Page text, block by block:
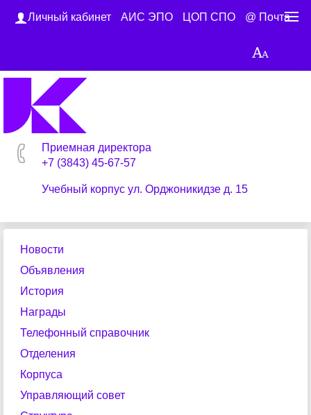
Личный кабинет АИС ЭПО ЦОП СПО @ Почта
Приемная директора
+7 (3843) 45-67-57
Учебный корпус ул. Орджоникидзе д. 15
Новости
Объявления
История
Награды
Телефонный справочник
Отделения
Корпуса
Управляющий совет